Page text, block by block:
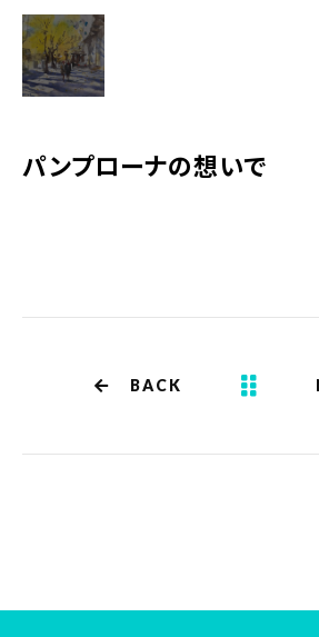
パンプローナの想いで
BACK
取材・制作のご依頼 作